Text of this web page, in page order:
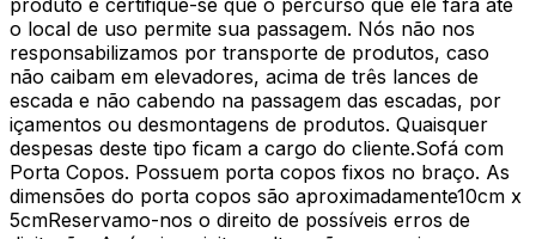
o local de uso permite sua passagem. Nós não nos
responsabilizamos por transporte de produtos, caso
não caibam em elevadores, acima de três lances de
escada e não cabendo na passagem das escadas, por
içamentos ou desmontagens de produtos. Quaisquer
despesas deste tipo ficam a cargo do cliente.Sofá com
Porta Copos. Possuem porta copos fixos no braço. As
dimensões do porta copos são aproximadamente10cm x
5cmReservamo-nos o direito de possíveis erros de